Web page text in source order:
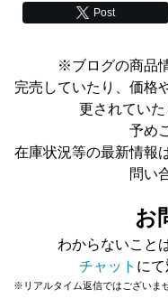
Post
※ブログの商品
完売していたり、価格
更されていた
予め
在庫状況等の最新情報
問い
お
わからないこと
チャット にて
※リアルタイム返信ではございま